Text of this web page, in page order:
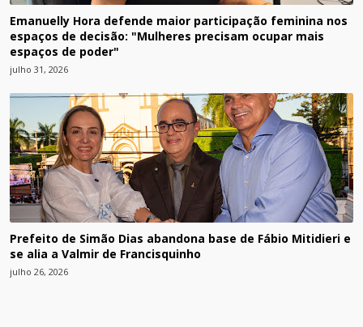
Emanuelly Hora defende maior participação feminina nos
espaços de decisão: "Mulheres precisam ocupar mais
espaços de poder"
julho 31, 2026
Prefeito de Simão Dias abandona base de Fábio Mitidieri e
se alia a Valmir de Francisquinho
julho 26, 2026